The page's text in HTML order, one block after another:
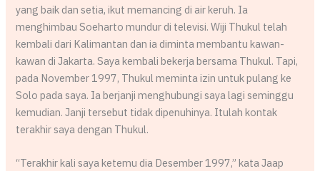
yang baik dan setia, ikut memancing di air keruh. Ia
menghimbau Soeharto mundur di televisi. Wiji Thukul telah
kembali dari Kalimantan dan ia diminta membantu kawan-
kawan di Jakarta. Saya kembali bekerja bersama Thukul. Tapi,
pada November 1997, Thukul meminta izin untuk pulang ke
Solo pada saya. Ia berjanji menghubungi saya lagi seminggu
kemudian. Janji tersebut tidak dipenuhinya. Itulah kontak
terakhir saya dengan Thukul.
“Terakhir kali saya ketemu dia Desember 1997,” kata Jaap